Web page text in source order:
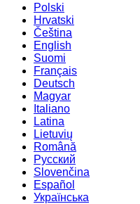
Polski
Hrvatski
Čeština
English
Suomi
Français
Deutsch
Magyar
Italiano
Latina
Lietuvių
Română
Русский
Slovenčina
Español
Українська